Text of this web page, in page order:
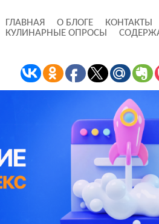
ГЛАВНАЯ О БЛОГЕ КОНТАКТЫ
КУЛИНАРНЫЕ ОПРОСЫ